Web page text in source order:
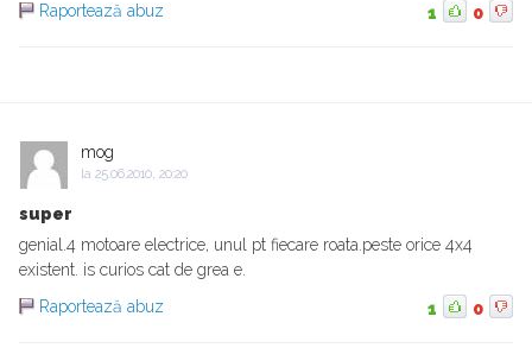
Raportează abuz
1 0
mog
la 25.06.2010, 20:20
super
genial.4 motoare electrice, unul pt fiecare roata.peste orice 4x4
existent. is curios cat de grea e.
Raportează abuz
1 0